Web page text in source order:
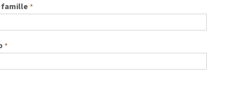
famille *
*